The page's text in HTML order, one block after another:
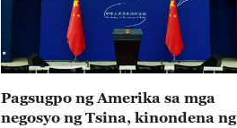
Pagsugpo ng Amerika sa mga
negosyo ng Tsina, kinondena ng